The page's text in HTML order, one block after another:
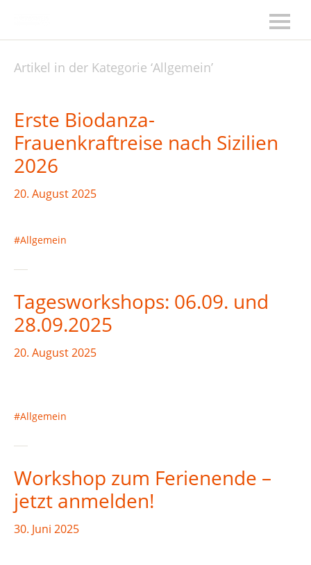
Artikel in der Kategorie ‘Allgemein’
Erste Biodanza-
Frauenkraftreise nach Sizilien
2026
20. August 2025
Allgemein
Tagesworkshops: 06.09. und
28.09.2025
20. August 2025
Allgemein
Workshop zum Ferienende –
jetzt anmelden!
30. Juni 2025